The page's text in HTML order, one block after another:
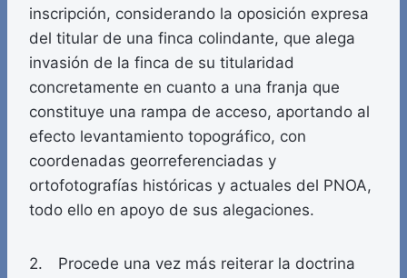
inscripción, considerando la oposición expresa
del titular de una finca colindante, que alega
invasión de la finca de su titularidad
concretamente en cuanto a una franja que
constituye una rampa de acceso, aportando al
efecto levantamiento topográfico, con
coordenadas georreferenciadas y
ortofotografías históricas y actuales del PNOA,
todo ello en apoyo de sus alegaciones.
2. Procede una vez más reiterar la doctrina